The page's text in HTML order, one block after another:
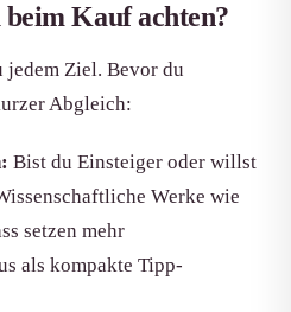
Kauf achten?
jedem Ziel. Bevor du
Abgleich:
Bist du Einsteiger oder willst
Werke wie
setzen mehr
als kompakte Tipp-